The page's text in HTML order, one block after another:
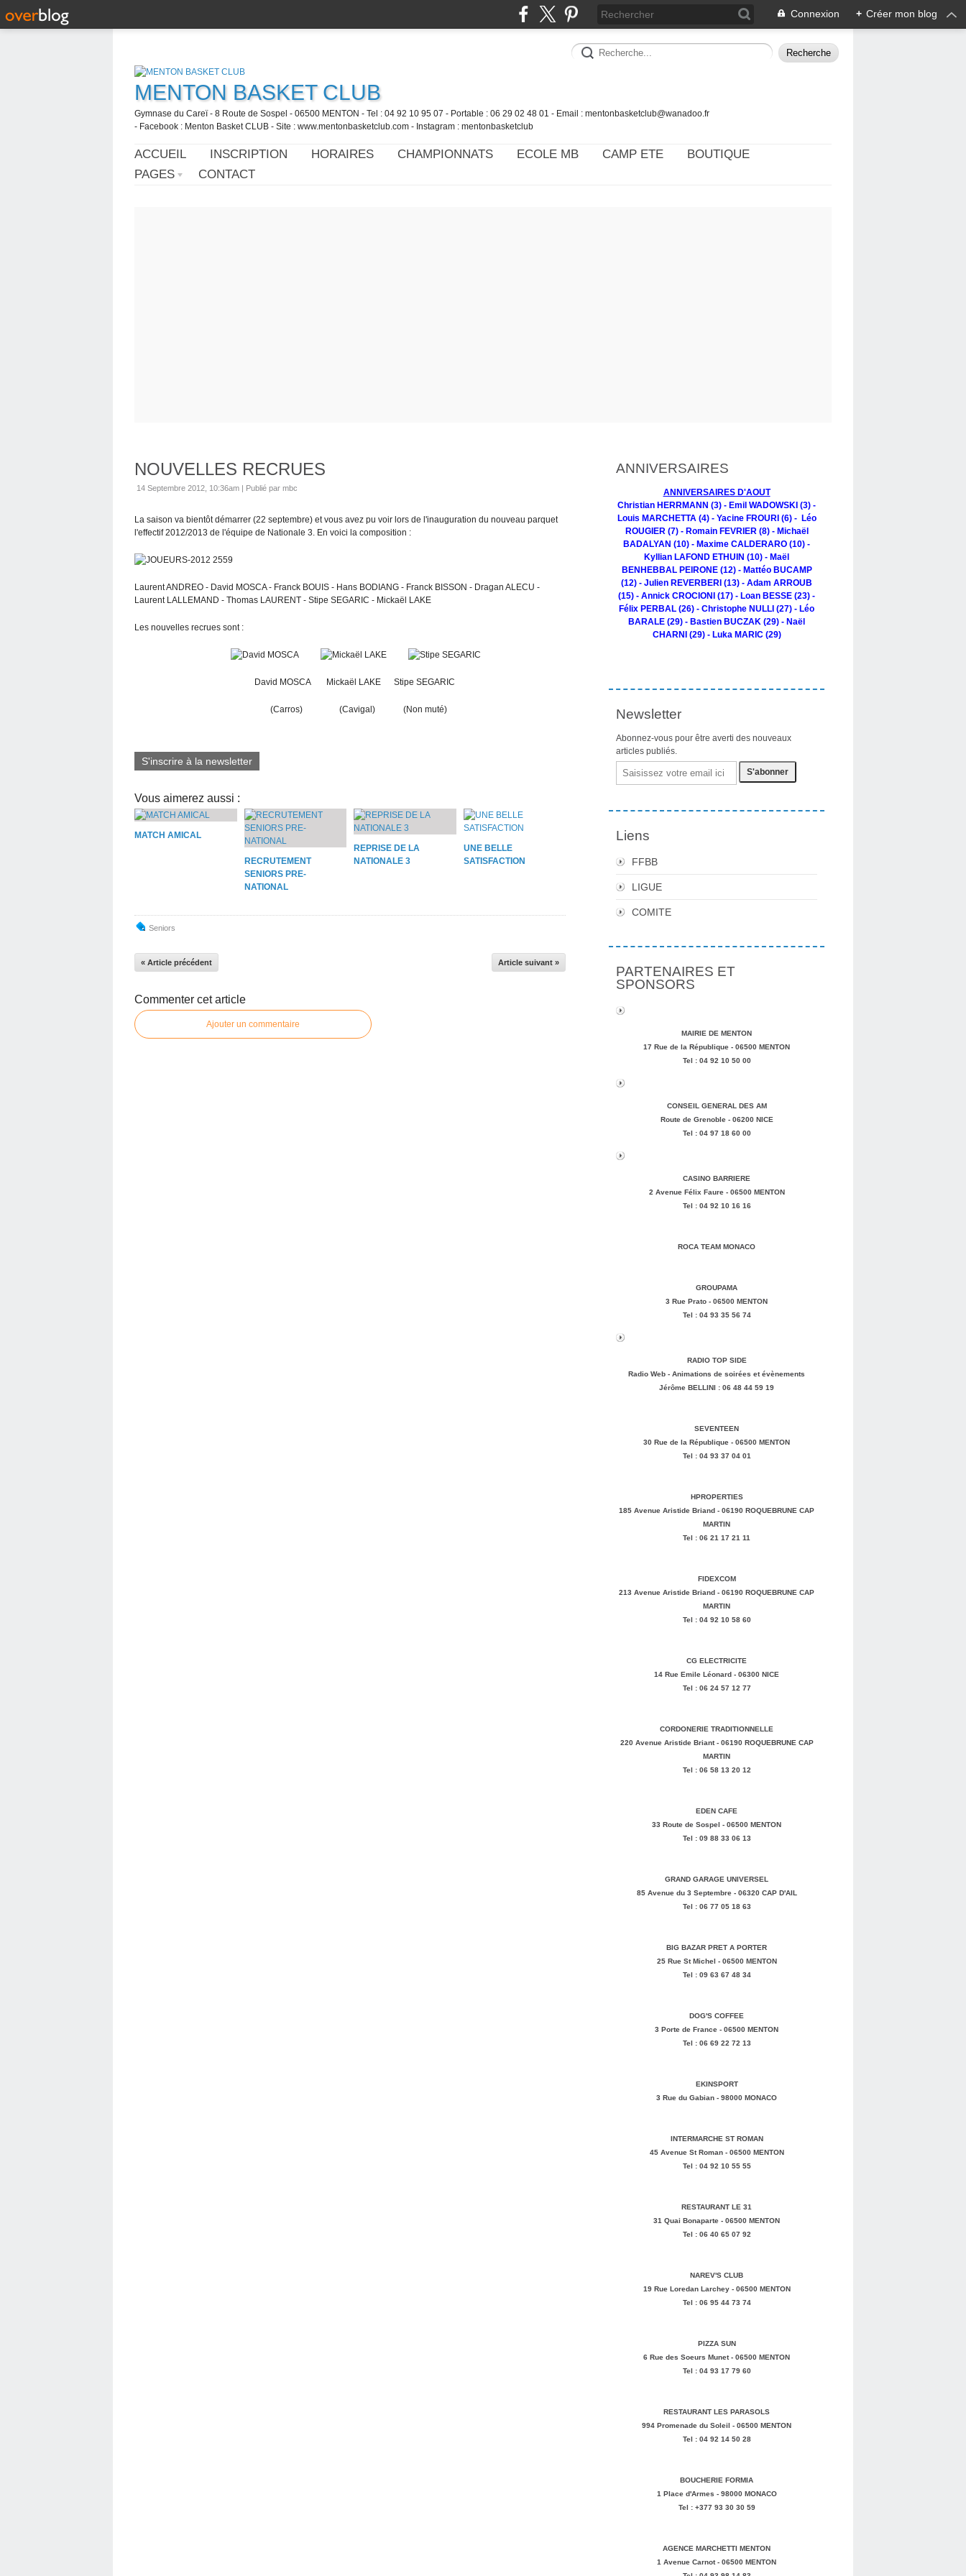
Connexion + Créer mon blog
MENTON BASKET CLUB
Gymnase du Careï - 8 Route de Sospel - 06500 MENTON - Tel : 04 92 10 95 07 - Portable : 06 29 02 48 01 - Email : mentonbasketclub@wanadoo.fr
- Facebook : Menton Basket CLUB - Site : www.mentonbasketclub.com - Instagram : mentonbasketclub
ACCUEIL INSCRIPTION HORAIRES CHAMPIONNATS ECOLE MB CAMP ETE
BOUTIQUE
PAGES
CONTACT
NOUVELLES RECRUES
14 Septembre 2012, 10:36am | Publié par mbc
La saison va bientôt démarrer (22 septembre) et vous avez pu voir lors de l'inauguration du nouveau parquet
l'effectif 2012/2013 de l'équipe de Nationale 3. En voici la composition :
Laurent ANDREO - David MOSCA - Franck BOUIS - Hans BODIANG - Franck BISSON - Dragan ALECU -
Laurent LALLEMAND - Thomas LAURENT - Stipe SEGARIC - Mickaël LAKE
Les nouvelles recrues sont :
David MOSCA Mickaël LAKE Stipe SEGARIC
(Carros) (Cavigal) (Non muté)
S'inscrire à la newsletter
Vous aimerez aussi :
MATCH AMICAL
RECRUTEMENT
SENIORS PRE-
NATIONAL
REPRISE DE LA
NATIONALE 3
UNE BELLE
SATISFACTION
Seniors
« Article précédent Article suivant »
Commenter cet article
Ajouter un commentaire
ANNIVERSAIRES
ANNIVERSAIRES D'AOUT
Christian HERRMANN (3) - Emil WADOWSKI (3) -
Louis MARCHETTA (4) - Yacine FROURI (6) - Léo
ROUGIER (7) - Romain FEVRIER (8) - Michaël
BADALYAN (10) - Maxime CALDERARO (10) -
Kyllian LAFOND ETHUIN (10) - Maël
BENHEBBAL PEIRONE (12) - Mattéo BUCAMP
(12) - Julien REVERBERI (13) - Adam ARROUB
(15) - Annick CROCIONI (17) - Loan BESSE (23) -
Félix PERBAL (26) - Christophe NULLI (27) - Léo
BARALE (29) - Bastien BUCZAK (29) - Naël
CHARNI (29) - Luka MARIC (29)
Newsletter
Abonnez-vous pour être averti des nouveaux
articles publiés.
Email
Liens
FFBB
LIGUE
COMITE
PARTENAIRES ET
SPONSORS
MAIRIE DE MENTON
17 Rue de la République - 06500 MENTON
Tel : 04 92 10 50 00
CONSEIL GENERAL DES AM
Route de Grenoble - 06200 NICE
Tel : 04 97 18 60 00
CASINO BARRIERE
2 Avenue Félix Faure - 06500 MENTON
Tel : 04 92 10 16 16
ROCA TEAM MONACO
GROUPAMA
3 Rue Prato - 06500 MENTON
Tel : 04 93 35 56 74
RADIO TOP SIDE
Radio Web - Animations de soirées et évènements
Jérôme BELLINI : 06 48 44 59 19
SEVENTEEN
30 Rue de la République - 06500 MENTON
Tel : 04 93 37 04 01
HPROPERTIES
185 Avenue Aristide Briand - 06190 ROQUEBRUNE CAP
MARTIN
Tel : 06 21 17 21 11
FIDEXCOM
213 Avenue Aristide Briand - 06190 ROQUEBRUNE CAP
MARTIN
Tel : 04 92 10 58 60
CG ELECTRICITE
14 Rue Emile Léonard - 06300 NICE
Tel : 06 24 57 12 77
CORDONERIE TRADITIONNELLE
220 Avenue Aristide Briant - 06190 ROQUEBRUNE CAP
MARTIN
Tel : 06 58 13 20 12
EDEN CAFE
33 Route de Sospel - 06500 MENTON
Tel : 09 88 33 06 13
GRAND GARAGE UNIVERSEL
85 Avenue du 3 Septembre - 06320 CAP D'AIL
Tel : 06 77 05 18 63
BIG BAZAR PRET A PORTER
25 Rue St Michel - 06500 MENTON
Tel : 09 63 67 48 34
DOG'S COFFEE
3 Porte de France - 06500 MENTON
Tel : 06 69 22 72 13
EKINSPORT
3 Rue du Gabian - 98000 MONACO
INTERMARCHE ST ROMAN
45 Avenue St Roman - 06500 MENTON
Tel : 04 92 10 55 55
RESTAURANT LE 31
31 Quai Bonaparte - 06500 MENTON
Tel : 06 40 65 07 92
NAREV'S CLUB
19 Rue Loredan Larchey - 06500 MENTON
Tel : 06 95 44 73 74
PIZZA SUN
6 Rue des Soeurs Munet - 06500 MENTON
Tel : 04 93 17 79 60
RESTAURANT LES PARASOLS
994 Promenade du Soleil - 06500 MENTON
Tel : 04 92 14 50 28
BOUCHERIE FORMIA
1 Place d'Armes - 98000 MONACO
Tel : +377 93 30 30 59
AGENCE MARCHETTI MENTON
1 Avenue Carnot - 06500 MENTON